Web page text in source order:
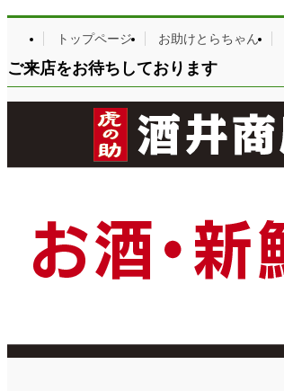
ペ
ー
ジ
り
ジ
ジ
ジ
ジ
トップページ お助けとらちゃん
ご来店をお待ちしております